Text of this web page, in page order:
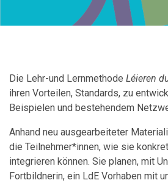
Die Lehr-und Lernmethode Léieren
ihren Vorteilen, Standards, zu
Beispielen und bestehendem
Anhand neu ausgearbeiteter
die Teilnehmer*innen, wie sie
integrieren können. Sie planen, mit
Fortbildnerin, ein LdE Vorhaben mit